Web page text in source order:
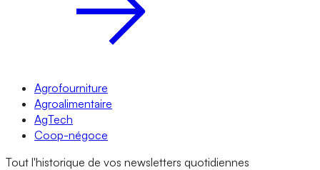
Agrofourniture
Agroalimentaire
AgTech
Coop-négoce
Tout l'historique de vos newsletters quotidiennes